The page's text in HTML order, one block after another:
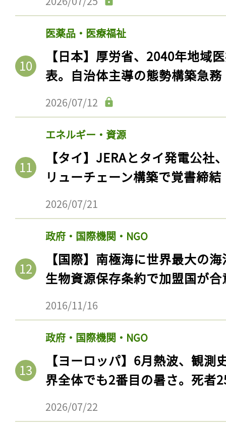
医薬品・医療福祉
【日本】厚労省、2040年地域
表。自治体主導の態勢構築急務
2026/07/12
エネルギー・資源
【タイ】JERAとタイ発電公社
リューチェーン構築で覚書締結
2026/07/21
政府・国際機関・NGO
【国際】南極海に世界最大の
生物資源保存条約で加盟国が合
2016/11/16
政府・国際機関・NGO
【ヨーロッパ】6月熱波、観
界全体でも2番目の暑さ。死者
2026/07/22